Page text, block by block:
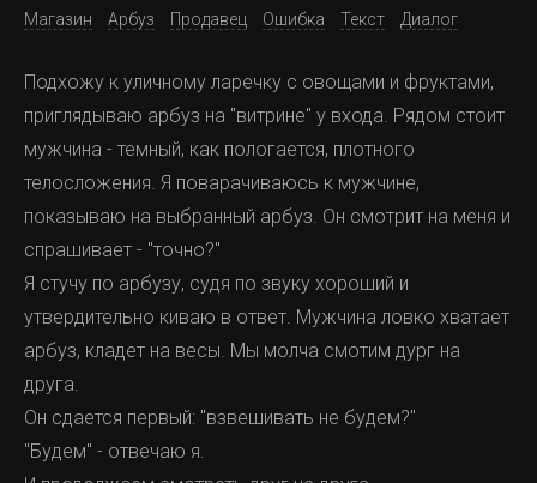
Магазин Арбуз Продавец Ошибка Текст Диалог
Подхожу к уличному ларечку с овощами и фруктами,
приглядываю арбуз на "витрине" у входа. Рядом стоит
мужчина - темный, как пологается, плотного
телосложения. Я поварачиваюсь к мужчине,
показываю на выбранный арбуз. Он смотрит на меня и
спрашивает - "точно?"
Я стучу по арбузу, судя по звуку хороший и
утвердительно киваю в ответ. Мужчина ловко хватает
арбуз, кладет на весы. Мы молча смотим дург на
друга.
Он сдается первый: "взвешивать не будем?"
"Будем" - отвечаю я.